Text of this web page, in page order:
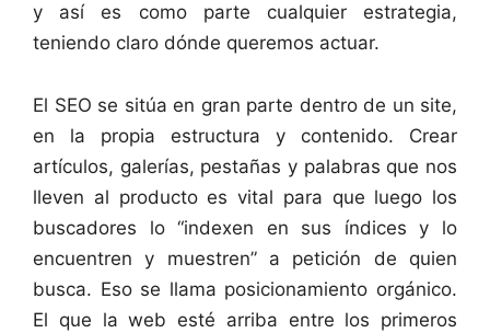
y así es como parte cualquier estrategia,
teniendo claro dónde queremos actuar.
El SEO se sitúa en gran parte dentro de un site,
en la propia estructura y contenido. Crear
artículos, galerías, pestañas y palabras que nos
lleven al producto es vital para que luego los
buscadores lo “indexen en sus índices y lo
encuentren y muestren” a petición de quien
busca. Eso se llama posicionamiento orgánico.
El que la web esté arriba entre los primeros